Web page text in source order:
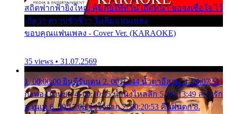
สถิตฟากฟ้ายิ่งใหญ่ คุ้มภัยให้ท่าน เถิดหนา ขอจงเชื่อใจ ไว้
เถิดว่า ตราบชั่วชีวา ไม่ลืมแฟนเพลง
ขอบคุณแฟนเพลง - Cover Ver. (KARAOKE)
35 views • 31.07.2569
1. 00:00:00 ยินดีรับเดน 2. 00:03:44 น้ำตาอีสาน 3. 00:07:51
กิ่งทองใบหยก 4. 00:10:35 น้ำนิ่งไหลลึก 5. 00:13:49 ลานรัก
ลานเท 6. 00:17:06 จำใจจาก 7. 00:20:53 คืนฝนตก 8.